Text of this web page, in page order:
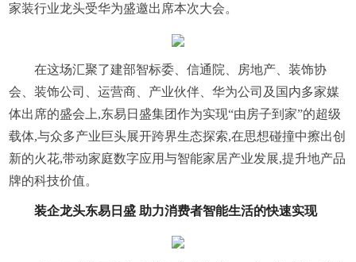
家装行业龙头受华为盛邀出席本次大会。
在这场汇聚了建部智标委、信通院、房地产、装饰协
会、装饰公司、运营商、产业伙伴、华为公司及国内多家媒
体出席的盛会上,东易日盛集团作为实现“由房子到家”的超级
载体,与众多产业巨头展开跨界生态探索,在思想碰撞中擦出创
新的火花,带动家庭数字应用与智能家居产业发展,提升地产品
牌的科技价值。
装企龙头东易日盛 助力消费者智能生活的快速实现